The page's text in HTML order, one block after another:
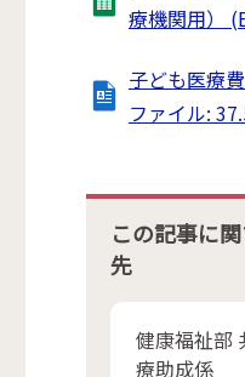
療機関用）
子ども医療
ファイル:
この記事に
先
健康福祉部
療助成係